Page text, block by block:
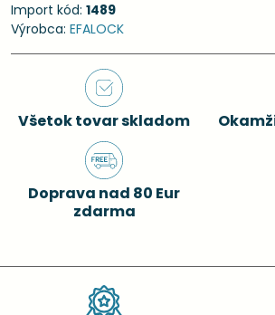
Import kód: 1489
Výrobca: EFALOCK
Všetok tovar skladom
Doprava nad 80 Eur
zdarma